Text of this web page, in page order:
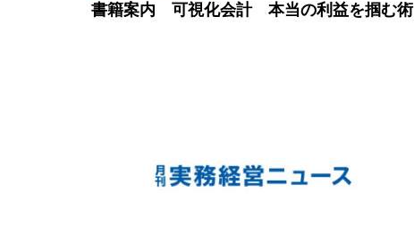
書籍案内 可視化会計 本当の利益を掴む術